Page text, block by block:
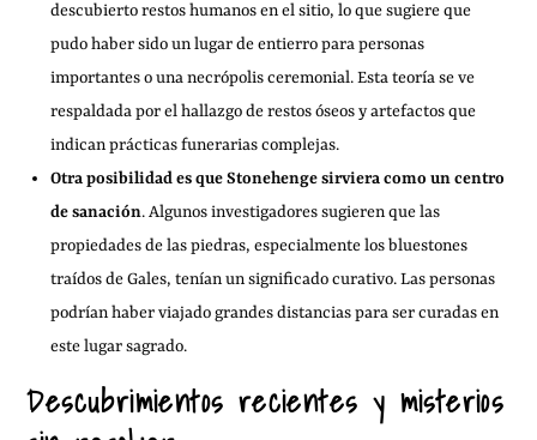
descubierto restos humanos en el sitio, lo que sugiere que
pudo haber sido un lugar de entierro para personas
importantes o una necrópolis ceremonial. Esta teoría se ve
respaldada por el hallazgo de restos óseos y artefactos que
indican prácticas funerarias complejas.
Otra posibilidad es que Stonehenge sirviera como un centro
de sanación. Algunos investigadores sugieren que las
propiedades de las piedras, especialmente los bluestones
traídos de Gales, tenían un significado curativo. Las personas
podrían haber viajado grandes distancias para ser curadas en
este lugar sagrado.
Descubrimientos recientes y misterios